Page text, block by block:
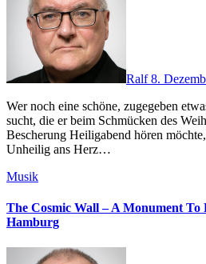
Ralf8.
Wer noch eine schöne, zugegeben etwas andere Weihnachts-CD
sucht, die er beim Schmücken des
Bescherung Heiligabend hören
Unheilig ans Herz…
Musik
The Cosmic Wall – A Monument
Hamburg